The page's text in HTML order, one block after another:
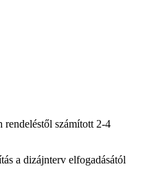
rendeléstől számított 2-4
a dizájnterv elfogadásától